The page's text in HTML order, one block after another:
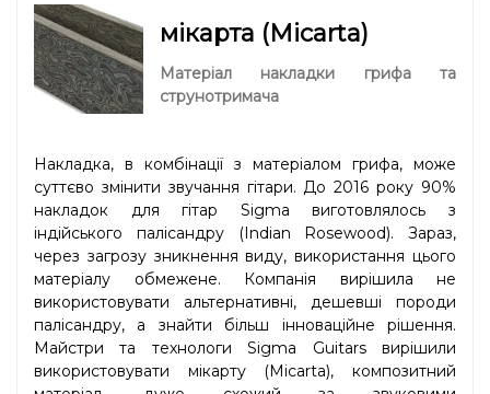
мікарта (Micarta)
Матеріал накладки грифа та
струнотримача
Накладка, в комбінації з матеріалом грифа, може
суттєво змінити звучання гітари. До 2016 року 90%
накладок для гітар Sigma виготовлялось з
індійського палісандру (Indian Rosewood). Зараз,
через загрозу зникнення виду, використання цього
матеріалу обмежене. Компанія вирішила не
використовувати альтернативні, дешевші породи
палісандру, а знайти більш інноваційне рішення.
Майстри та технологи Sigma Guitars вирішили
використовувати мікарту (Micarta), композитний